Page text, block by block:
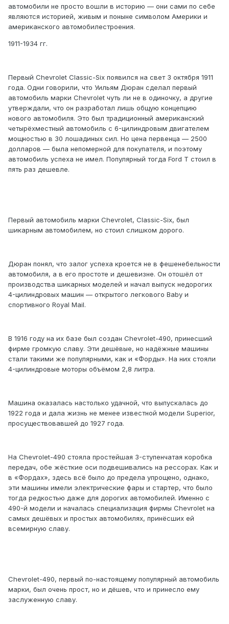
автомобили не просто вошли в историю — они сами по себе
являются историей, живым и поныне символом Америки и
американского автомобилестроения.
1911-1934 гг.
Первый Chevrolet Classic-Six появился на свет 3 октября 1911
года. Одни говорили, что Уильям Дюран сделал первый
автомобиль марки Chevrolet чуть ли не в одиночку, а другие
утверждали, что он разработал лишь общую концепцию
нового автомобиля. Это был традиционный американский
четырёхместный автомобиль с 6-цилиндровым двигателем
мощностью в 30 лошадиных сил. Но цена первенца — 2500
долларов — была непомерной для покупателя, и поэтому
автомобиль успеха не имел. Популярный тогда Ford Т стоил в
пять раз дешевле.
Первый автомобиль марки Chevrolet, Classic-Six, был
шикарным автомобилем, но стоил слишком дорого.
Дюран понял, что залог успеха кроется не в фешенебельности
автомобиля, а в его простоте и дешевизне. Он отошёл от
производства шикарных моделей и начал выпуск недорогих
4-цилиндровых машин — открытого легкового Baby и
спортивного Royal Mail.
В 1916 году на их базе был создан Chevrolet-490, принесший
фирме громкую славу. Эти дешёвые, но надёжные машины
стали такими же популярными, как и «Форды». На них стояли
4-цилиндровые моторы объёмом 2,8 литра.
Машина оказалась настолько удачной, что выпускалась до
1922 года и дала жизнь не менее известной модели Superior,
просуществовавшей до 1927 года.
На Chevrolet-490 стояла простейшая 3-ступенчатая коробка
передач, обе жёсткие оси подвешивались на рессорах. Как и
в «Фордах», здесь всё было до предела упрощено, однако,
эти машины имели электрические фары и стартер, что было
тогда редкостью даже для дорогих автомобилей. Именно с
490-й модели и началась специализация фирмы Chevrolet на
самых дешёвых и простых автомобилях, принёсших ей
всемирную славу.
Chevrolet-490, первый по-настоящему популярный автомобиль
марки, был очень прост, но и дёшев, что и принесло ему
заслуженную славу.